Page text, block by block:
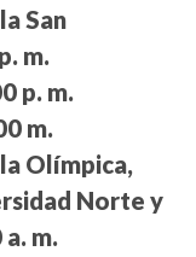
San
m.
p. m.
m.
Olímpica,
Norte y
m.